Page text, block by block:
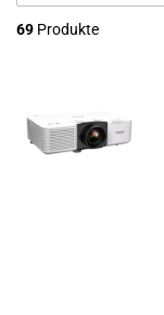
69 Produkte